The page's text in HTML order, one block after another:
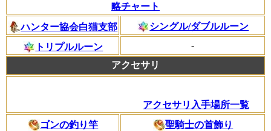
略チャート
ハンター協会白猫支部
シングル/ダブルルーン
トリプルルーン
-
アクセサリ
アクセサリ入手場所一覧
ゴンの釣り竿
聖騎士の首飾り